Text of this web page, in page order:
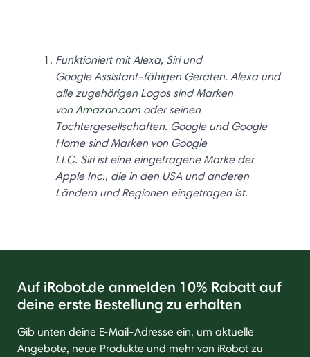
Funktioniert mit Alexa, Siri und
Google Assistant-fähigen Geräten. Alexa und
alle zugehörigen Logos sind Marken
von Amazon.com oder seinen
Tochtergesellschaften. Google und Google
Home sind Marken von Google
LLC. Siri ist eine eingetragene Marke der
Apple Inc., die in den USA und anderen
Ländern und Regionen eingetragen ist.
Auf iRobot.de anmelden 10% Rabatt auf
deine erste Bestellung zu erhalten
Gib unten deine E-Mail-Adresse ein, um aktuelle
Angebote, neue Produkte und mehr von iRobot zu